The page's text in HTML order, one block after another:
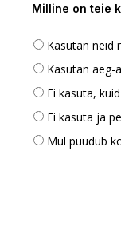
Milline on teie
Kasutan neid
Kasutan aeg-
Ei kasuta,
Ei kasuta ja
Mul puudub